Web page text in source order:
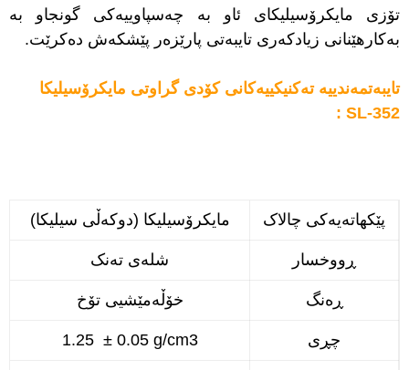
تۆزی مایکرۆسیلیکای ئاو بە چەسپاوییەکی گونجاو بە
بەکارهێنانی زیادکەری تایبەتی پارێزەر پێشکەش دەکرێت.
تایبەتمەندییە تەکنیکییەکانی کۆدی گراوتی مایکرۆسیلیکا
SL-352 :
پێکهاتەیەکی چالاک مایکرۆسیلیکا (دوکەڵی سیلیکا)
ڕووخسار شلەی تەنک
ڕەنگ خۆڵەمێشيى تۆخ
چڕی 1.25 ± 0.05 g/cm3